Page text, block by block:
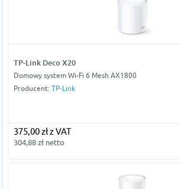
TP-Link Deco X20
Domowy system Wi-Fi 6 Mesh AX1800
Producent: TP-Link
375,00 zł z VAT
304,88 zł netto